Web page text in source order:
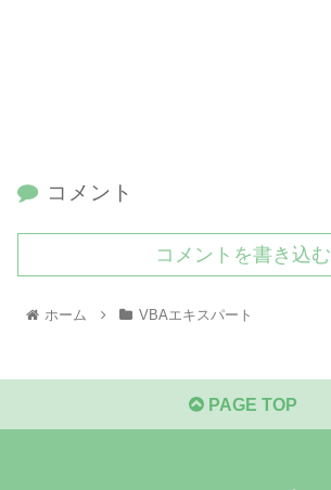
コメント
コメントを書き込む
ホーム VBAエキスパート
PAGE TOP